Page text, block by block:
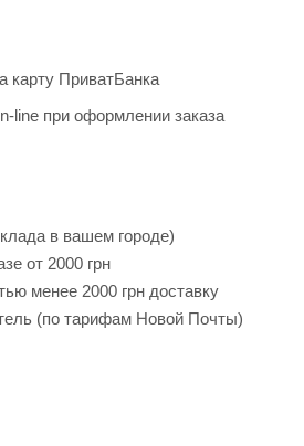
карту ПриватБанка
line при оформлении заказа
в вашем городе)
от 2000 грн
менее 2000 грн доставку
(по тарифам Новой Почты)